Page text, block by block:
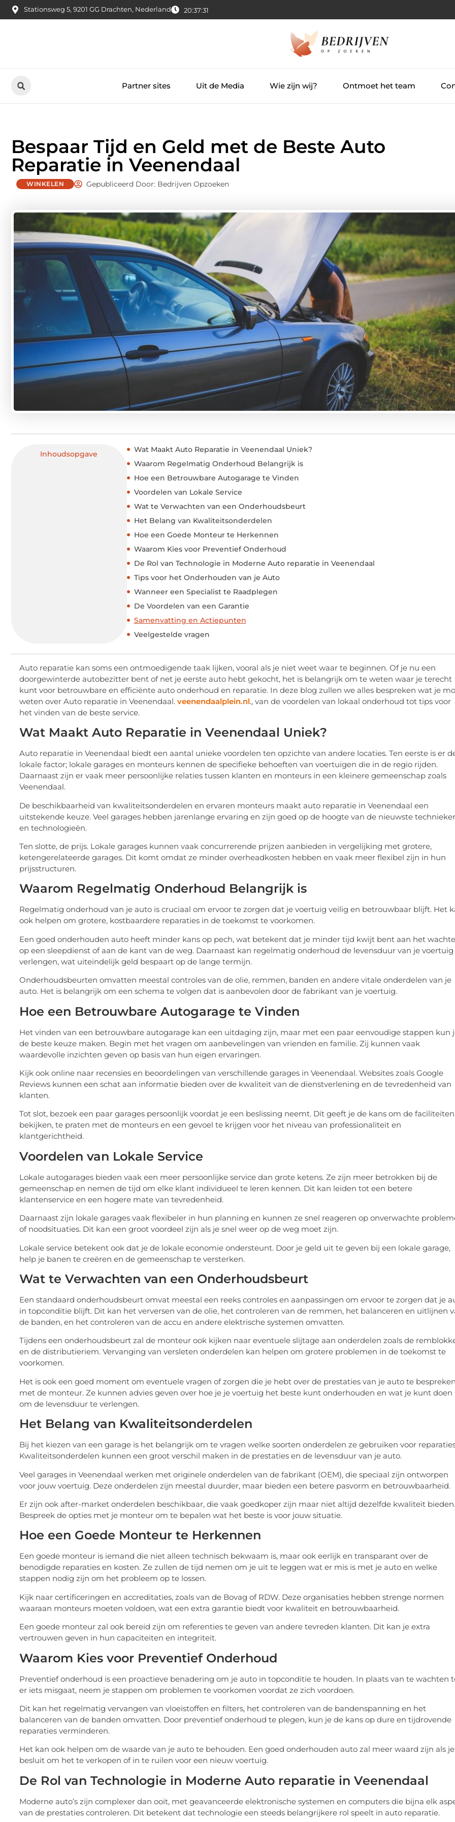
Stationsweg 5, 9201 GG Drachten, Nederland 20:37:32
Partner sites Uit de Media Wie zijn wij? Ontmoet het team
Bespaar Tijd en Geld met de Beste Auto
Reparatie in Veenendaal
WINKELEN Gepubliceerd Door: Bedrijven Opzoeken
Inhoudsopgave
Wat Maakt Auto Reparatie in Veenendaal Uniek?
Waarom Regelmatig Onderhoud Belangrijk is
Hoe een Betrouwbare Autogarage te Vinden
Voordelen van Lokale Service
Wat te Verwachten van een Onderhoudsbeurt
Het Belang van Kwaliteitsonderdelen
Hoe een Goede Monteur te Herkennen
Waarom Kies voor Preventief Onderhoud
De Rol van Technologie in Moderne Auto reparatie in Veenendaal
Tips voor het Onderhouden van je Auto
Wanneer een Specialist te Raadplegen
De Voordelen van een Garantie
Samenvatting en Actiepunten
Veelgestelde vragen
Auto reparatie kan soms een ontmoedigende taak lijken, vooral als je niet weet waar te beginnen. Of je nu een
doorgewinterde autobezitter bent of net je eerste auto hebt gekocht, het is belangrijk om te weten waar je terecht
kunt voor betrouwbare en efficiënte auto onderhoud en reparatie. In deze blog zullen we alles bespreken wat je
weten over Auto reparatie in Veenendaal. veenendaalplein.nl., van de voordelen van lokaal onderhoud tot tips voor
het vinden van de beste service.
Wat Maakt Auto Reparatie in Veenendaal Uniek?
Auto reparatie in Veenendaal biedt een aantal unieke voordelen ten opzichte van andere locaties. Ten eerste is er
lokale factor; lokale garages en monteurs kennen de specifieke behoeften van voertuigen die in de regio rijden.
Daarnaast zijn er vaak meer persoonlijke relaties tussen klanten en monteurs in een kleinere gemeenschap zoals
Veenendaal.
De beschikbaarheid van kwaliteitsonderdelen en ervaren monteurs maakt auto reparatie in Veenendaal een
uitstekende keuze. Veel garages hebben jarenlange ervaring en zijn goed op de hoogte van de nieuwste
en technologieën.
Ten slotte, de prijs. Lokale garages kunnen vaak concurrerende prijzen aanbieden in vergelijking met grotere,
ketengerelateerde garages. Dit komt omdat ze minder overheadkosten hebben en vaak meer flexibel zijn in hun
prijsstructuren.
Waarom Regelmatig Onderhoud Belangrijk is
Regelmatig onderhoud van je auto is cruciaal om ervoor te zorgen dat je voertuig veilig en betrouwbaar blijft. Het
ook helpen om grotere, kostbaardere reparaties in de toekomst te voorkomen.
Een goed onderhouden auto heeft minder kans op pech, wat betekent dat je minder tijd kwijt bent aan het
op een sleepdienst of aan de kant van de weg. Daarnaast kan regelmatig onderhoud de levensduur van je voertuig
verlengen, wat uiteindelijk geld bespaart op de lange termijn.
Onderhoudsbeurten omvatten meestal controles van de olie, remmen, banden en andere vitale onderdelen van je
auto. Het is belangrijk om een schema te volgen dat is aanbevolen door de fabrikant van je voertuig.
Hoe een Betrouwbare Autogarage te Vinden
Het vinden van een betrouwbare autogarage kan een uitdaging zijn, maar met een paar eenvoudige stappen kun
de beste keuze maken. Begin met het vragen om aanbevelingen van vrienden en familie. Zij kunnen vaak
waardevolle inzichten geven op basis van hun eigen ervaringen.
Kijk ook online naar recensies en beoordelingen van verschillende garages in Veenendaal. Websites zoals Google
Reviews kunnen een schat aan informatie bieden over de kwaliteit van de dienstverlening en de tevredenheid van
klanten.
Tot slot, bezoek een paar garages persoonlijk voordat je een beslissing neemt. Dit geeft je de kans om de
bekijken, te praten met de monteurs en een gevoel te krijgen voor het niveau van professionaliteit en
klantgerichtheid.
Voordelen van Lokale Service
Lokale autogarages bieden vaak een meer persoonlijke service dan grote ketens. Ze zijn meer betrokken bij de
gemeenschap en nemen de tijd om elke klant individueel te leren kennen. Dit kan leiden tot een betere
klantenservice en een hogere mate van tevredenheid.
Daarnaast zijn lokale garages vaak flexibeler in hun planning en kunnen ze snel reageren op onverwachte
of noodsituaties. Dit kan een groot voordeel zijn als je snel weer op de weg moet zijn.
Lokale service betekent ook dat je de lokale economie ondersteunt. Door je geld uit te geven bij een lokale garage,
help je banen te creëren en de gemeenschap te versterken.
Wat te Verwachten van een Onderhoudsbeurt
Een standaard onderhoudsbeurt omvat meestal een reeks controles en aanpassingen om ervoor te zorgen dat je
in topconditie blijft. Dit kan het verversen van de olie, het controleren van de remmen, het balanceren en uitlijnen
de banden, en het controleren van de accu en andere elektrische systemen omvatten.
Tijdens een onderhoudsbeurt zal de monteur ook kijken naar eventuele slijtage aan onderdelen zoals de
en de distributieriem. Vervanging van versleten onderdelen kan helpen om grotere problemen in de toekomst te
voorkomen.
Het is ook een goed moment om eventuele vragen of zorgen die je hebt over de prestaties van je auto te bespreken
met de monteur. Ze kunnen advies geven over hoe je je voertuig het beste kunt onderhouden en wat je kunt doen
om de levensduur te verlengen.
Het Belang van Kwaliteitsonderdelen
Bij het kiezen van een garage is het belangrijk om te vragen welke soorten onderdelen ze gebruiken voor
Kwaliteitsonderdelen kunnen een groot verschil maken in de prestaties en de levensduur van je auto.
Veel garages in Veenendaal werken met originele onderdelen van de fabrikant (OEM), die speciaal zijn ontworpen
voor jouw voertuig. Deze onderdelen zijn meestal duurder, maar bieden een betere pasvorm en betrouwbaarheid.
Er zijn ook after-market onderdelen beschikbaar, die vaak goedkoper zijn maar niet altijd dezelfde kwaliteit bieden.
Bespreek de opties met je monteur om te bepalen wat het beste is voor jouw situatie.
Hoe een Goede Monteur te Herkennen
Een goede monteur is iemand die niet alleen technisch bekwaam is, maar ook eerlijk en transparant over de
benodigde reparaties en kosten. Ze zullen de tijd nemen om je uit te leggen wat er mis is met je auto en welke
stappen nodig zijn om het probleem op te lossen.
Kijk naar certificeringen en accreditaties, zoals van de Bovag of RDW. Deze organisaties hebben strenge normen
waaraan monteurs moeten voldoen, wat een extra garantie biedt voor kwaliteit en betrouwbaarheid.
Een goede monteur zal ook bereid zijn om referenties te geven van andere tevreden klanten. Dit kan je extra
vertrouwen geven in hun capaciteiten en integriteit.
Waarom Kies voor Preventief Onderhoud
Preventief onderhoud is een proactieve benadering om je auto in topconditie te houden. In plaats van te wachten
er iets misgaat, neem je stappen om problemen te voorkomen voordat ze zich voordoen.
Dit kan het regelmatig vervangen van vloeistoffen en filters, het controleren van de bandenspanning en het
balanceren van de banden omvatten. Door preventief onderhoud te plegen, kun je de kans op dure en tijdrovende
reparaties verminderen.
Het kan ook helpen om de waarde van je auto te behouden. Een goed onderhouden auto zal meer waard zijn als je
besluit om het te verkopen of in te ruilen voor een nieuw voertuig.
De Rol van Technologie in Moderne Auto reparatie in Veenendaal
Moderne auto’s zijn complexer dan ooit, met geavanceerde elektronische systemen en computers die bijna elk
van de prestaties controleren. Dit betekent dat technologie een steeds belangrijkere rol speelt in auto reparatie.